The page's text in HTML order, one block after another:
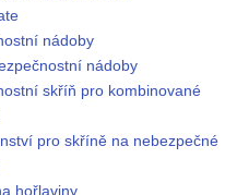
nádoby
nádoby
skříň pro kombinované
pro skříně na nebezpečné
hořlaviny